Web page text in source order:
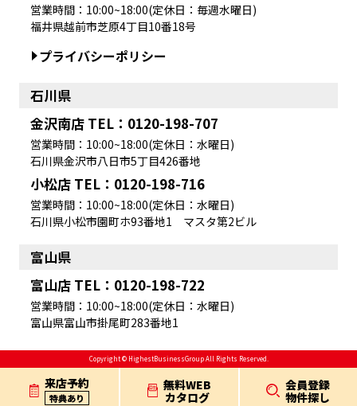
福井県越前市芝原4丁目10番18号
営業時間：10:00~18:00(定休日：毎週水曜日)
プライバシーポリシー
石川県
金沢南店 TEL：0120-198-707
営業時間：10:00~18:00(定休日：水曜日)
石川県金沢市八日市5丁目426番地
小松店 TEL：0120-198-716
営業時間：10:00~18:00(定休日：水曜日)
石川県小松市園町ホ93番地1 マスタ第2ビル
富山県
富山店 TEL：0120-198-722
営業時間：10:00~18:00(定休日：水曜日)
富山県富山市掛尾町283番地1
Copyright © HighestBusinessGroup All Rights Reserved.
来店予約
特典あり
無料WEB
カタログ
会員登録
物件探し